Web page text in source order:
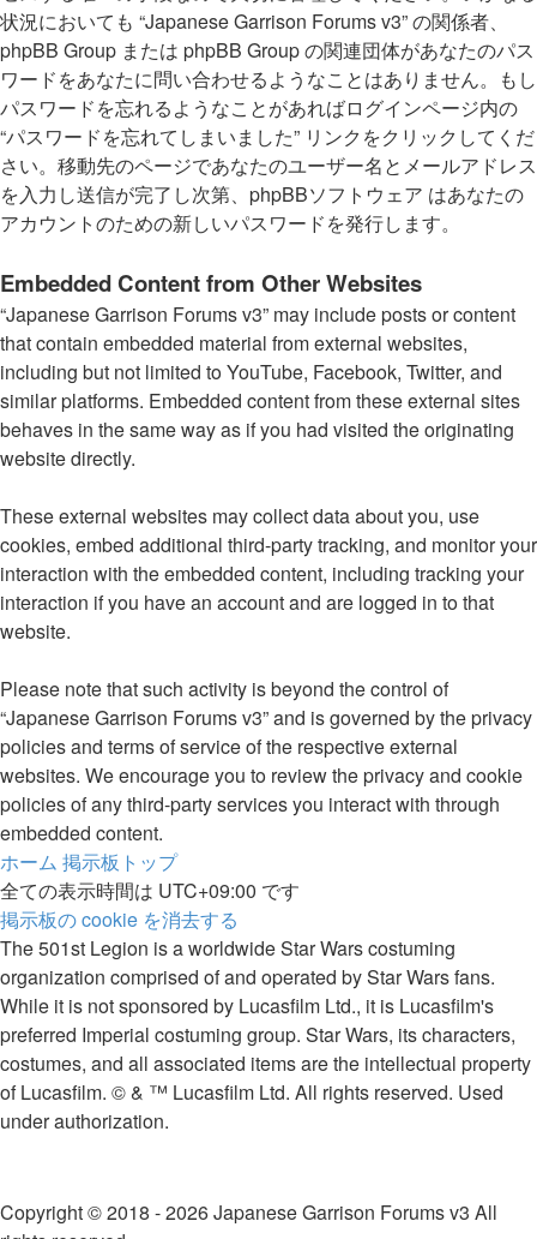
状況においても “Japanese Garrison Forums v3” の関係者、
phpBB Group または phpBB Group の関連団体があなたのパス
ワードをあなたに問い合わせるようなことはありません。もし
パスワードを忘れるようなことがあればログインページ内の
“パスワードを忘れてしまいました” リンクをクリックしてくだ
さい。移動先のページであなたのユーザー名とメールアドレス
を入力し送信が完了し次第、phpBBソフトウェア はあなたの
アカウントのための新しいパスワードを発行します。
Embedded Content from Other Websites
“Japanese Garrison Forums v3” may include posts or content
that contain embedded material from external websites,
including but not limited to YouTube, Facebook, Twitter, and
similar platforms. Embedded content from these external sites
behaves in the same way as if you had visited the originating
website directly.
These external websites may collect data about you, use
cookies, embed additional third-party tracking, and monitor your
interaction with the embedded content, including tracking your
interaction if you have an account and are logged in to that
website.
Please note that such activity is beyond the control of
“Japanese Garrison Forums v3” and is governed by the privacy
policies and terms of service of the respective external
websites. We encourage you to review the privacy and cookie
policies of any third-party services you interact with through
embedded content.
ホーム 掲示板トップ
全ての表示時間は UTC+09:00 です
掲示板の cookie を消去する
The 501st Legion is a worldwide Star Wars costuming
organization comprised of and operated by Star Wars fans.
While it is not sponsored by Lucasfilm Ltd., it is Lucasfilm's
preferred Imperial costuming group. Star Wars, its characters,
costumes, and all associated items are the intellectual property
of Lucasfilm. © & ™ Lucasfilm Ltd. All rights reserved. Used
under authorization.
Copyright © 2018 - 2026 Japanese Garrison Forums v3 All